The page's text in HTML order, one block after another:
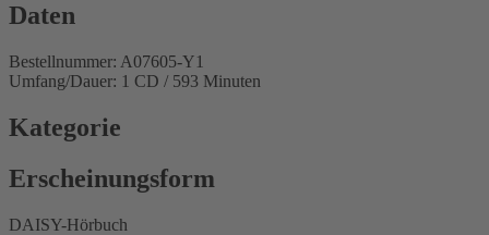
Daten
Bestellnummer: A07605-Y1
Umfang/Dauer: 1 CD / 593 Minuten
Kategorie
Erscheinungsform
DAISY-Hörbuch